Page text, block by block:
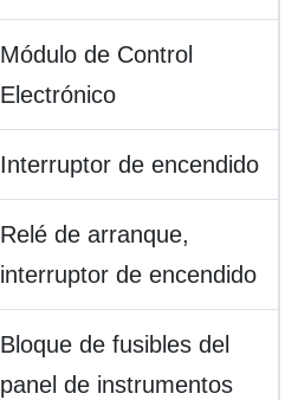
Módulo de Control
Electrónico
Interruptor de encendido
Relé de arranque,
interruptor de encendido
Bloque de fusibles del
panel de instrumentos